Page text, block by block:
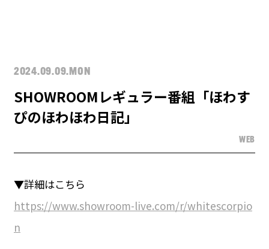
2024.09.09.MON
SHOWROOMレギュラー番組「ほわす
ぴのほわほわ日記」
WEB
▼詳細はこちら
https://www.showroom-live.com/r/whitescorpio
n